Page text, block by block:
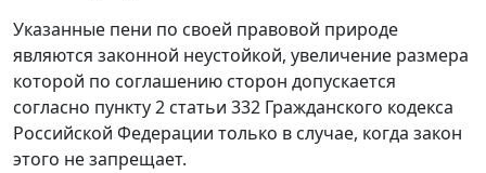
Указанные пени по своей правовой природе
являются законной неустойкой, увеличение размера
которой по соглашению сторон допускается
согласно пункту 2 статьи 332 Гражданского кодекса
Российской Федерации только в случае, когда закон
этого не запрещает.